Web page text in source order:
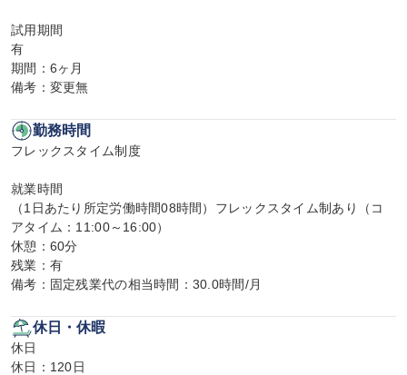
試用期間
有
期間：6ヶ月
備考：変更無
勤務時間
フレックスタイム制度
就業時間
（1日あたり所定労働時間08時間）フレックスタイム制あり（コ
アタイム：11:00～16:00）
休憩：60分
残業：有
備考：固定残業代の相当時間：30.0時間/月
休日・休暇
休日
休日：120日